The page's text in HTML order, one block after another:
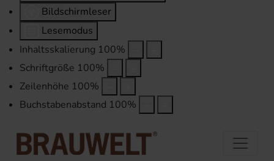
Bildschirmleser
Lesemodus
Inhaltsskalierung 100%
Schriftgröße 100%
Zeilenhöhe 100%
Buchstabenabstand 100%